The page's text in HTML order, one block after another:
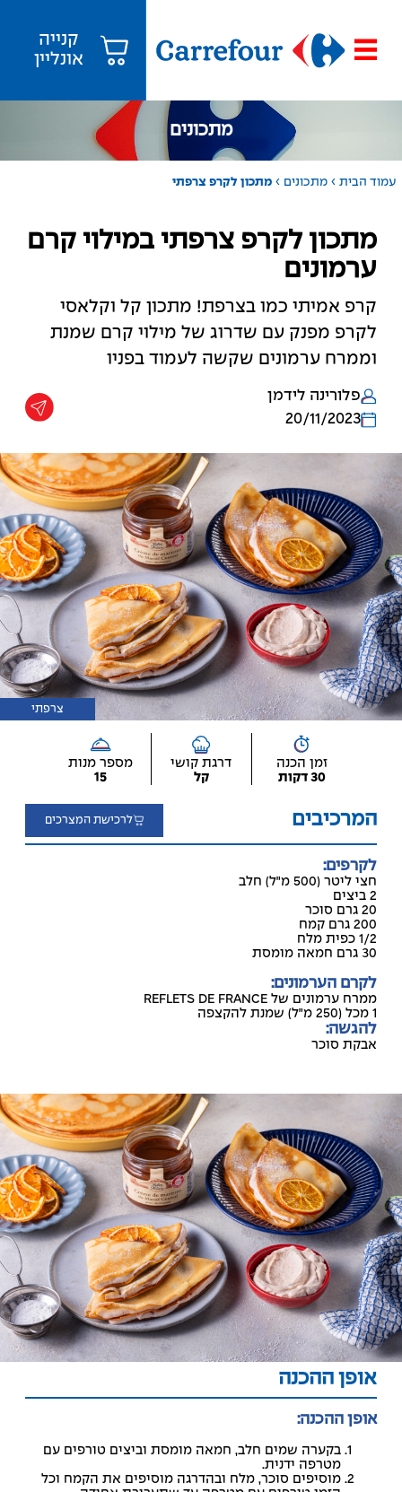
קנייה
אונליין
מתכונים
עמוד הבית › מתכונים › מתכון לקרפ צרפתי
מתכון לקרפ צרפתי במילוי קרם
ערמונים
קרפ אמיתי כמו בצרפת! מתכון קל וקלאסי
לקרפ מפנק עם שדרוג של מילוי קרם שמנת
וממרח ערמונים שקשה לעמוד בפניו
פלורינה לידמן
20/11/2023
צרפתי
זמן הכנה
30 דקות
דרגת קושי
קל
מספר מנות
15
המרכיבים לרכישת המצרכים
לקרפים:
חצי ליטר (500 מ״ל) חלב
2 ביצים
20 גרם סוכר
200 גרם קמח
1/2 כפית מלח
30 גרם חמאה מומסת
לקרם הערמונים:
ממרח ערמונים של REFLETS DE FRANCE
1 מכל (250 מ״ל) שמנת להקצפה
להגשה:
אבקת סוכר
אופן ההכנה
אופן ההכנה:
בקערה שמים חלב, חמאה מומסת וביצים טורפים עם
מטרפה ידנית.
מוסיפים סוכר, מלח ובהדרגה מוסיפים את הקמח וכל